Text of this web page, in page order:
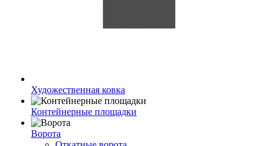
Художественная ковка
Контейнерные площадки
Ворота